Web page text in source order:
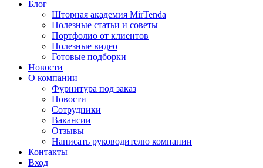
Блог
Шторная академия MirTenda
Полезные статьи и советы
Портфолио от клиентов
Полезные видео
Готовые подборки
Новости
О компании
Фурнитура под заказ
Новости
Сотрудники
Вакансии
Отзывы
Написать руководителю компании
Контакты
Вход